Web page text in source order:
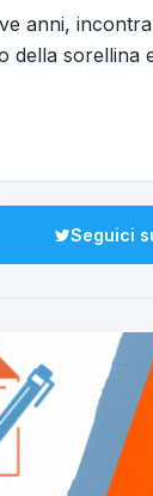
anni,
della
Seguici